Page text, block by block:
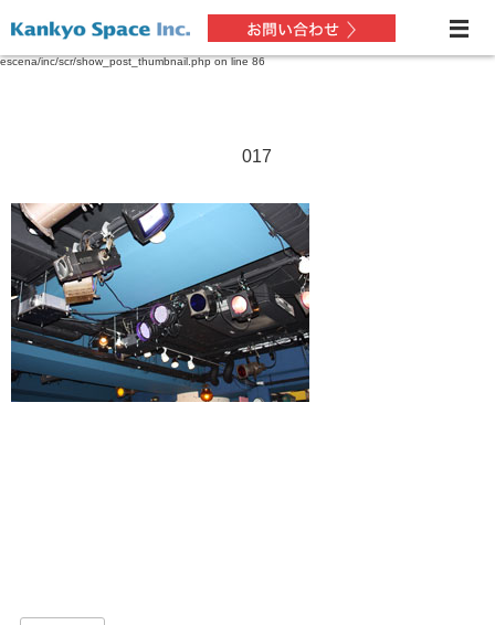
Warning: Only the first byte will be assigned to the string offset in
/home/xs227432/soundzone.jp/public_html/kenchikuwork.soundzone.jp/wp-content/themes/dp-
escena/inc/scr/show_post_thumbnail.phpon line86
017